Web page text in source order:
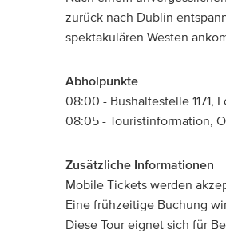
zurück nach Dublin
spektakulären Westen
Abholpunkte
08:00 - Bushaltestelle 1171,
08:05 - Touristinformation,
Zusätzliche Informationen
Mobile Tickets werden
Eine frühzeitige Buchung
Diese Tour eignet sich für